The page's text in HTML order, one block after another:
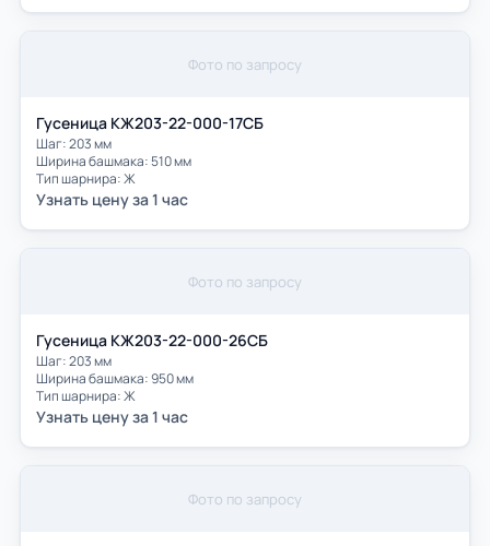
Фото по запросу
Гусеница КЖ203-22-000-17СБ
Шаг: 203 мм
Ширина башмака: 510 мм
Тип шарнира: Ж
Узнать цену за 1 час
Фото по запросу
Гусеница КЖ203-22-000-26СБ
Шаг: 203 мм
Ширина башмака: 950 мм
Тип шарнира: Ж
Узнать цену за 1 час
Фото по запросу